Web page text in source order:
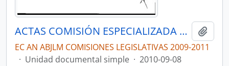
ACTAS COMISIÓN ESPECIALIZADA PERMANENTE DEL RÉGIMEN ECONÓMICO Y TRIBUTARIO Y SU REGULACIÓN Y CONTROL
EC AN ABJLM COMISIONES LEGISLATIVAS 2009-2011
· Unidad documental simple · 2010-09-08